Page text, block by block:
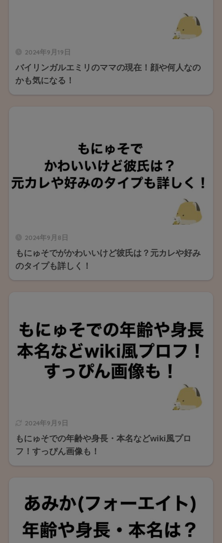
2024年9月19日
バイリンガルエミリのママの現在！顔や何人なの
かも気になる！
2024年9月8日
もにゅそでがかわいいけど彼氏は？元カレや好み
のタイプも詳しく！
2024年9月9日
もにゅそでの年齢や身長・本名などwiki風プロ
フ！すっぴん画像も！